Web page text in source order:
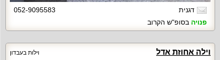
דגנית
052-9095583
פנויה בסופ"ש הקרוב
וילה אחוזת אדל וילות בעבדון